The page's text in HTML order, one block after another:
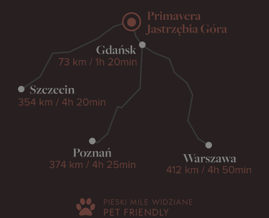
PIESKI MILE WIDZIANE
PET FRIENDLY